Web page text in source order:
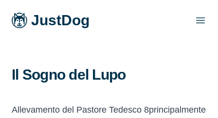
JustDog
Il Sogno del Lupo
Allevamento del Pastore Tedesco 8principalmente